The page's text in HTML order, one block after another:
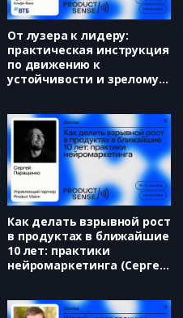
От лузера к лидеру:
практическая инструкция
по движению к
устойчивости и зрелому
Как делать взрывной рост
в продуктах в ближайшие
10 лет: практики
нейромаркетинга (Сергей